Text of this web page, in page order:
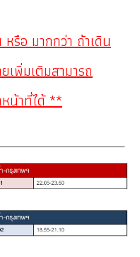
รือ มากกว่า ถ้าเดิน
เพิ่มเติมสามารถ
หน้าที่ได้ **